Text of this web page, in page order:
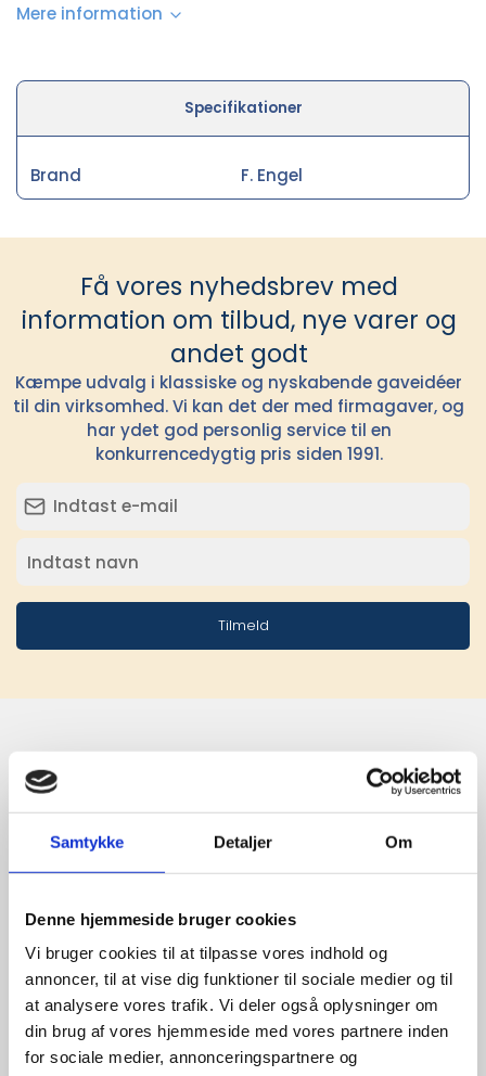
Samtykke Detaljer Om
Denne hjemmeside bruger cookies
Vi bruger cookies til at tilpasse vores indhold og
annoncer, til at vise dig funktioner til sociale medier og til
at analysere vores trafik. Vi deler også oplysninger om
din brug af vores hjemmeside med vores partnere inden
for sociale medier, annonceringspartnere og
Mere information
Specifikationer
Brand F. Engel
Få vores nyhedsbrev med
information om tilbud, nye varer og
andet godt
Kæmpe udvalg i klassiske og nyskabende gaveidéer
til din virksomhed. Vi kan det der med firmagaver, og
har ydet god personlig service til en
konkurrencedygtig pris siden 1991.
Tilmeld
leverandører
giver større
udvalg
For at sikre høj kvalitet og stor
leveringssikkerhed samarbejder vi
med de største og mest
anerkendte leverandører inden for